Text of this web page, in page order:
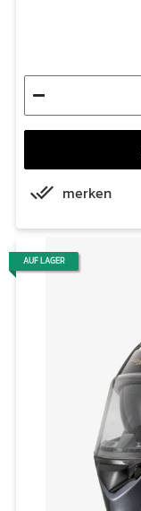
merken
AUF LAGER